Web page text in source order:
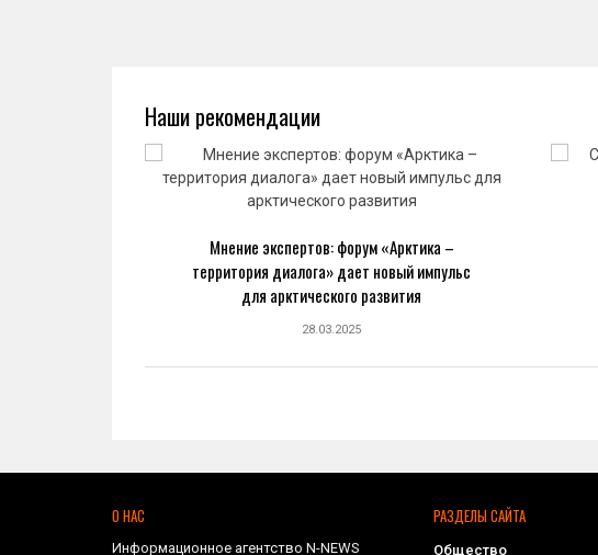
Наши рекомендации
Мнение экспертов: форум «Арктика –
территория диалога» дает новый импульс
для арктического развития
28.03.2025
О НАС
Информационное агентство N-NEWS
РАЗДЕЛЫ САЙТА
Общество